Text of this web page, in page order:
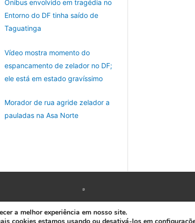
Ônibus envolvido em tragédia no
Entorno do DF tinha saído de
Taguatinga
Vídeo mostra momento do
espancamento de zelador no DF;
ele está em estado gravíssimo
Morador de rua agride zelador a
pauladas na Asa Norte
Copyright © 2026 www.ACORDA DF
a melhor experiência em nosso site.